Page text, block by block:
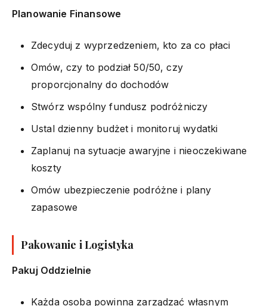
Planowanie Finansowe
Zdecyduj z wyprzedzeniem, kto za co płaci
Omów, czy to podział 50/50, czy
proporcjonalny do dochodów
Stwórz wspólny fundusz podróżniczy
Ustal dzienny budżet i monitoruj wydatki
Zaplanuj na sytuacje awaryjne i nieoczekiwane
koszty
Omów ubezpieczenie podróżne i plany
zapasowe
Pakowanie i Logistyka
Pakuj Oddzielnie
Każda osoba powinna zarządzać własnym